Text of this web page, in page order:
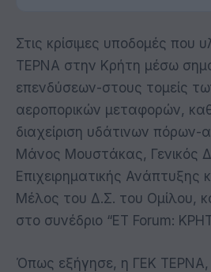
Στις κρίσιμες υποδομές που
ΤΕΡΝΑ στην Κρήτη μέσω
επενδύσεων-στους τομείς
αεροπορικών μεταφορών,
διαχείριση υδάτινων πόρων-
Μάνος Μουστάκας, Γενικός
Επιχειρηματικής Ανάπτυξης
Μέλος του Δ.Σ. του Ομίλου,
στο συνέδριο “ET Forum:
Όπως εξήγησε, η ΓΕΚ ΤΕΡΝΑ,